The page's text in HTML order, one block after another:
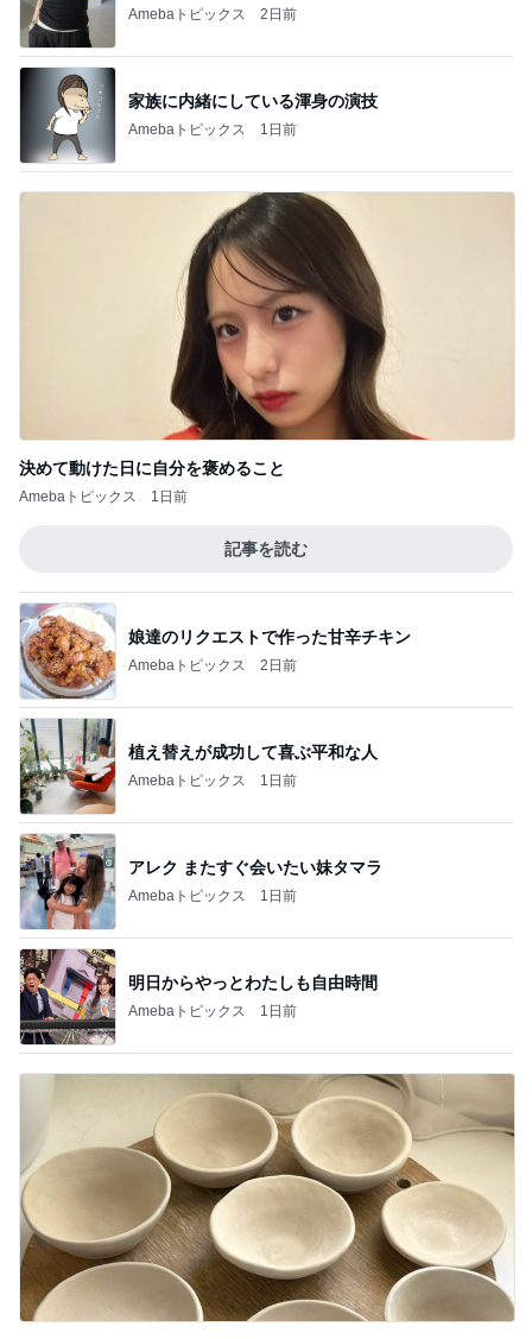
Amebaトピックス 2日前
家族に内緒にしている渾身の演技
Amebaトピックス 1日前
決めて動けた日に自分を褒めること
Amebaトピックス 1日前
記事を読む
娘達のリクエストで作った甘辛チキン
Amebaトピックス 2日前
植え替えが成功して喜ぶ平和な人
Amebaトピックス 1日前
アレク またすぐ会いたい妹タマラ
Amebaトピックス 1日前
明日からやっとわたしも自由時間
Amebaトピックス 1日前